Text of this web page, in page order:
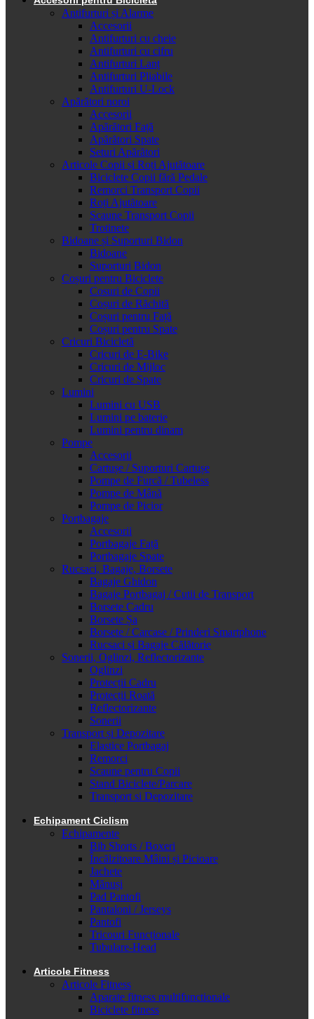
Antifurturi și Alarme
Accesorii
Antifurturi cu cheie
Antifurturi cu cifru
Antifurturi Lanț
Antifurturi Pliabile
Antifurturi U-Lock
Apărători noroi
Accesorii
Apărători Față
Apărători Spate
Seturi Apărători
Articole Copii și Roți Ajutătoare
Biciclete Copii fără Pedale
Remorci Transport Copii
Roți Ajutătoare
Scaune Transport Copii
Trotinete
Bidoane și Suporturi Bidon
Bidoane
Suporturi Bidon
Coșuri pentru Biciclete
Cosuri de Copii
Coșuri de Răchită
Coșuri pentru Față
Coșuri pentru Spate
Cricuri Bicicletă
Cricuri de E-Bike
Cricuri de Mijloc
Cricuri de Spate
Lumini
Lumini cu USB
Lumini pe baterie
Lumini pentru dinam
Pompe
Accesorii
Cartușe / Suporturi Cartușe
Pompe de Furcă / Tubeless
Pompe de Mână
Pompe de Picior
Portbagaje
Accesorii
Portbagaje Față
Portbagaje Spate
Rucsaci, Bagaje, Borsete
Bagaje Ghidon
Bagaje Portbagaj / Cutii de Transport
Borsete Cadru
Borsete Șa
Borsete / Carcase / Prinderi Smartphone
Rucsaci și Bagaje Călătorie
Sonerii, Oglinzi, Reflectorizante
Oglinzi
Protecții Cadru
Protecții Roată
Reflectorizante
Sonerii
Transport și Depozitare
Elastice Portbagaj
Remorci
Scaune pentru Copii
Stand Biciclete/Parcare
Transport si Depozitare
Echipament Ciclism
Echipamente
Bib Shorts / Boxeri
Încălzitoare Mâini și Picioare
Jachete
Mănuși
Pad Pantofi
Pantaloni / Jerseys
Pantofi
Tricouri Funcționale
Tubulare-Head
Articole Fitness
Articole Fitness
Aparate fitness multifunctionale
Biciclete fitness